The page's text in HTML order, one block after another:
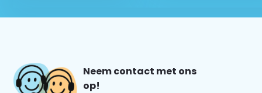
Neem contact met ons
op!